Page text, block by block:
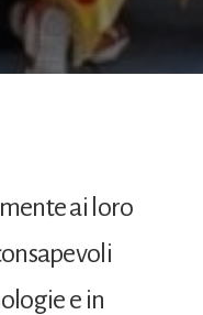
ai loro
e in